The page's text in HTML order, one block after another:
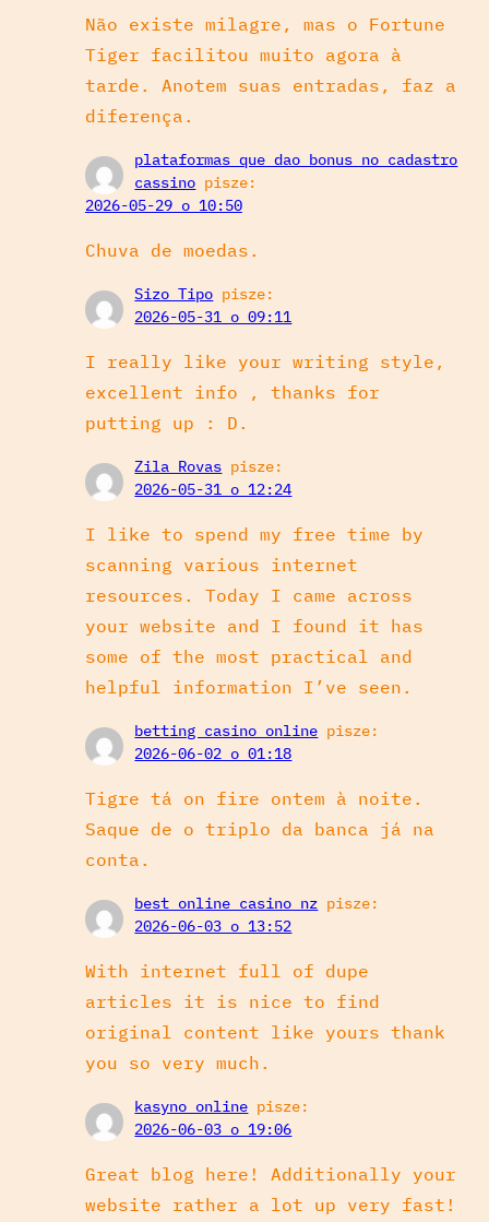
Não existe milagre, mas o Fortune
Tiger facilitou muito agora à
tarde. Anotem suas entradas, faz a
diferença.
plataformas que dao bonus no cadastro
cassino pisze:
2026-05-29 o 10:50
Chuva de moedas.
Sizo Tipo pisze:
2026-05-31 o 09:11
I really like your writing style,
excellent info , thanks for
putting up : D.
Zila Rovas pisze:
2026-05-31 o 12:24
I like to spend my free time by
scanning various internet
resources. Today I came across
your website and I found it has
some of the most practical and
helpful information I’ve seen.
betting casino online pisze:
2026-06-02 o 01:18
Tigre tá on fire ontem à noite.
Saque de o triplo da banca já na
conta.
best online casino nz pisze:
2026-06-03 o 13:52
With internet full of dupe
articles it is nice to find
original content like yours thank
you so very much.
kasyno online pisze:
2026-06-03 o 19:06
Great blog here! Additionally your
website rather a lot up very fast!